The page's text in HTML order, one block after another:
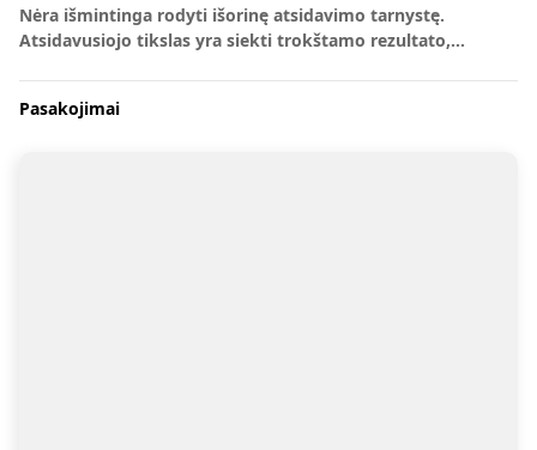
Nėra išmintinga rodyti išorinę atsidavimo tarnystę.
Atsidavusiojo tikslas yra siekti trokštamo rezultato,…
Pasakojimai